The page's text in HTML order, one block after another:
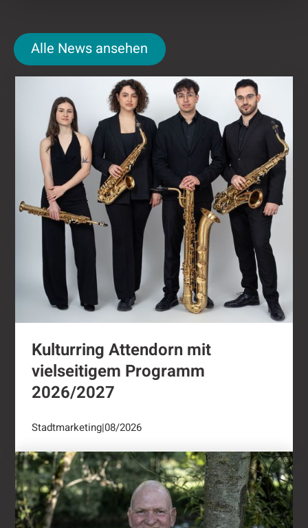
Alle News ansehen
Alle News ansehen
Kulturring Attendorn mit vielseitigem
Kulturring Attendorn mit
vielseitigem Programm
2026/2027
Stadtmarketing|08/2026
"Oli radelt"...nach Attendorn